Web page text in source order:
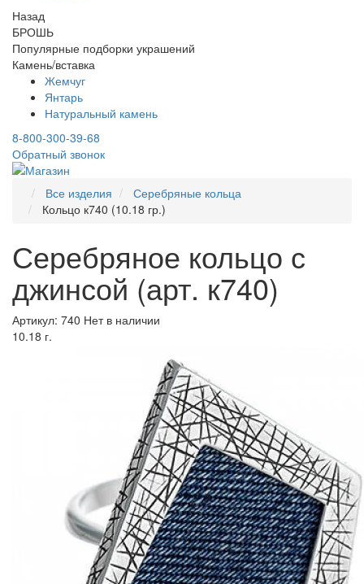
Назад
БРОШЬ
Популярные подборки украшений
Камень/вставка
Жемчуг
Янтарь
Натуральный камень
8-800-300-39-68
Обратный звонок
Все изделия
Серебряные кольца
Кольцо к740 (10.18 гр.)
Серебряное кольцо с
джинсой (арт. к740)
Артикул: 740 Нет в наличии
10.18 г.